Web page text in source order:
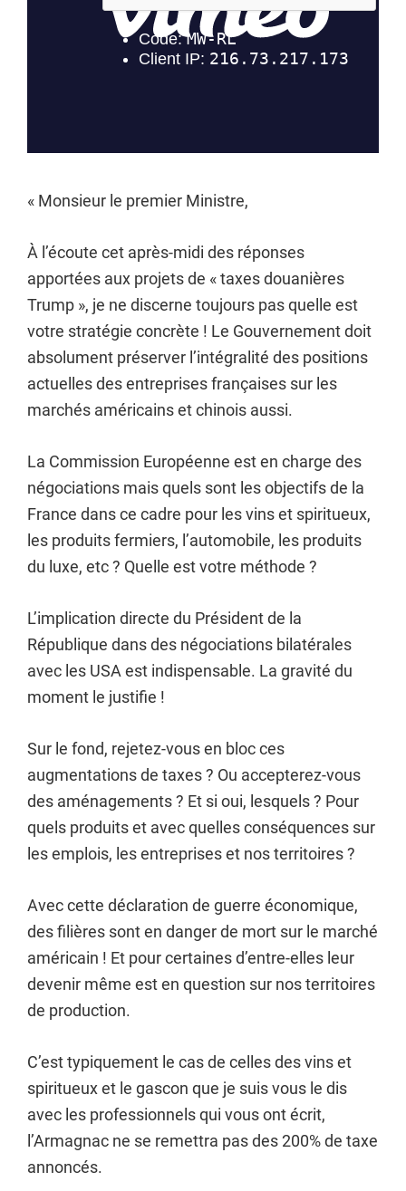
« Monsieur le premier Ministre,
À l’écoute cet après-midi des réponses
apportées aux projets de « taxes douanières
Trump », je ne discerne toujours pas quelle est
votre stratégie concrète ! Le Gouvernement doit
absolument préserver l’intégralité des positions
actuelles des entreprises françaises sur les
marchés américains et chinois aussi.
La Commission Européenne est en charge des
négociations mais quels sont les objectifs de la
France dans ce cadre pour les vins et spiritueux,
les produits fermiers, l’automobile, les produits
du luxe, etc ? Quelle est votre méthode ?
L’implication directe du Président de la
République dans des négociations bilatérales
avec les USA est indispensable. La gravité du
moment le justifie !
Sur le fond, rejetez-vous en bloc ces
augmentations de taxes ? Ou accepterez-vous
des aménagements ? Et si oui, lesquels ? Pour
quels produits et avec quelles conséquences sur
les emplois, les entreprises et nos territoires ?
Avec cette déclaration de guerre économique,
des filières sont en danger de mort sur le marché
américain ! Et pour certaines d’entre-elles leur
devenir même est en question sur nos territoires
de production.
C’est typiquement le cas de celles des vins et
spiritueux et le gascon que je suis vous le dis
avec les professionnels qui vous ont écrit,
l’Armagnac ne se remettra pas des 200% de taxe
annoncés.